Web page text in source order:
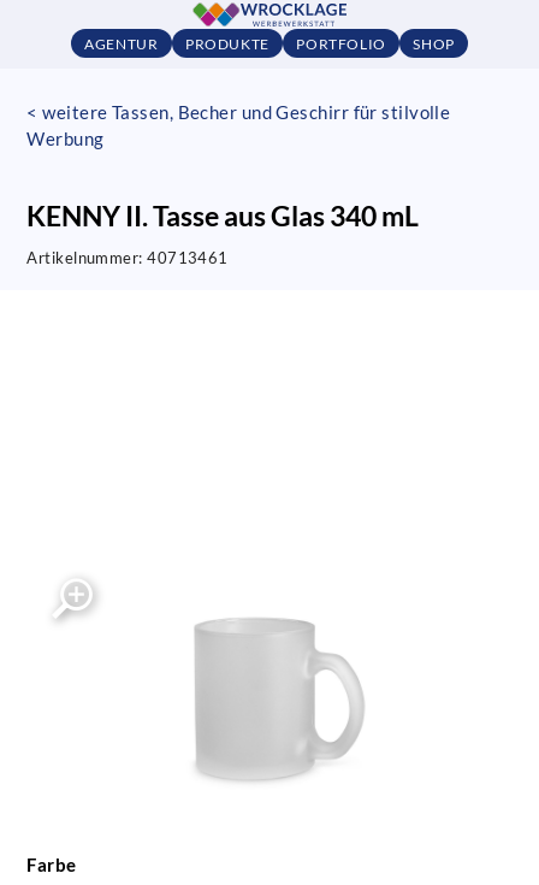
AGENTUR PRODUKTE PORTFOLIO SHOP
< weitere Tassen, Becher und Geschirr für stilvolle
Werbung
KENNY II. Tasse aus Glas 340 mL
Artikelnummer:40713461
Farbe